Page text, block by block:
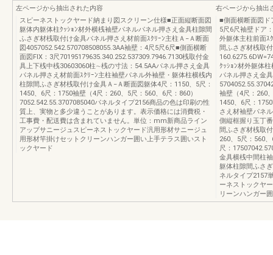
左ページから抽出された内容
スピーネストックヤード納まり図スクリーン仕様■正面縦断面図
躯体内躯体柱ｸｯｼｮﾝ材外横桟袖壁パネルパネル押さえ金具柱隙間
ふさぎ材桟取付け金具パネル押さえ材前面ｽｸﾘｰﾝ主柱Ａ−Ａ断面
図4057052.542.570708508055.3AA袖壁：4尺5尺6尺■側面横断
面図FIX：3尺70195179635.340.252.537309.7946.7130桟取付金
具上下桟中桟30603060柱∼桟の寸法：54.5AAパネル押さえ金具
パネル押さえ材前面ｽｸﾘｰﾝ主柱袖壁パネル外袖壁・躯体柱横桟内
柱隙間ふさぎ材桟取付け金具Ａ−Ａ断面図躯体4尺：1150、5尺：
1450、6尺：1750袖壁（4尺：260、5尺：560、6尺：860）
7052.542.55.3707085040パネルタイプ2156商品の色は印刷の性
質上、実物と多少違うことがあります。表示価格には消費税・
工事費・配送費は含まれていません。単位：mm新商品ライン
アップサニージュスピーネストックヤード汎用形材サニージュ
用形材竿掛けセットクリーンハンガー囲い上手テラス囲いスト
ックヤード
右ページから抽出
■側面横断面図ド
5尺6尺袖壁ドア
外躯体主柱前面ｽ
間ふさぎ材桟取
ｸｯｼｮﾝ材外躯体
パネル押さえ金
袖壁（4尺：260
1450、6尺：
さえ材袖壁パネ
側縦框握り玉丁
間ふさぎ材桟取
260、5尺：560
尺：
金具横桟中間柱
躯体柱隙間ふさ
ネルタイプ2157
ーネストックヤ
リーンハンガー